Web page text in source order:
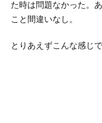
た時は問題なかった。
こと間違いなし。
とりあえずこんな感じ